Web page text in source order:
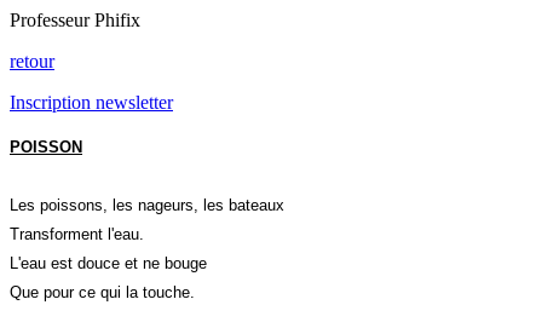
Professeur Phifix
retour
Inscription newsletter
POISSON
Les poissons, les nageurs, les bateaux
Transforment l'eau.
L'eau est douce et ne bouge
Que pour ce qui la touche.